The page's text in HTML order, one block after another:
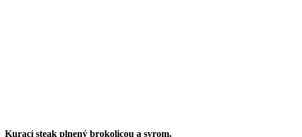
Kurací steak plnený brokolicou a syrom,